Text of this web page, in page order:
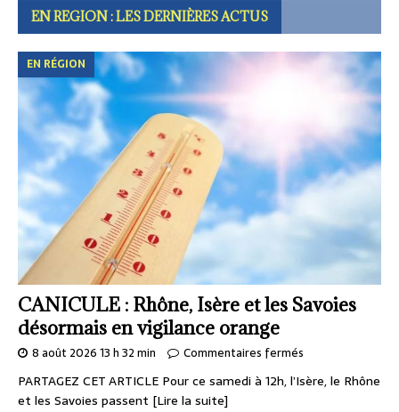
EN REGION : LES DERNIÈRES ACTUS
CANICULE : Rhône, Isère et les Savoies
désormais en vigilance orange
EN RÉGION
8 août 2026 13 h 32 min Commentaires fermés
PARTAGEZ CET ARTICLE Pour ce samedi à 12h, l’Isère, le Rhône
et les Savoies passent [Lire la suite]